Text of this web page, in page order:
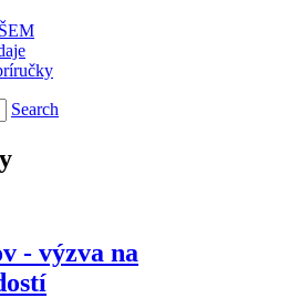
Search
- výzva na